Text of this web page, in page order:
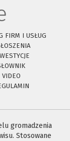
FIRM I USŁUG
VIDEO
gromadzenia
Stosowane